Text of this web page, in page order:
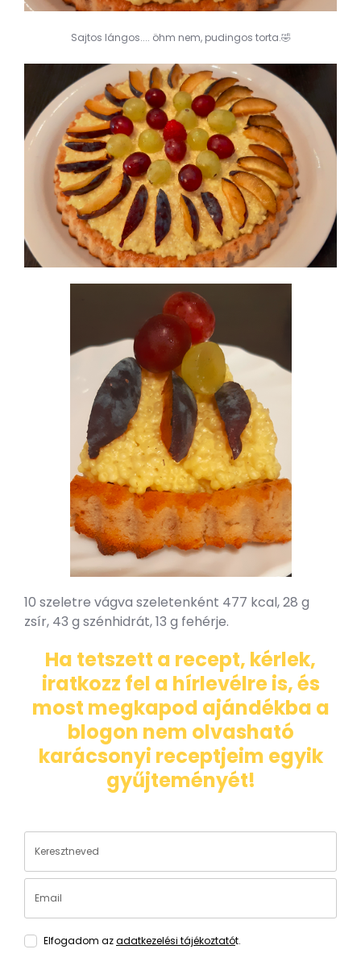
Sajtos lángos.... öhm nem, pudingos torta.🤣
10 szeletre vágva szeletenként 477 kcal, 28 g
zsír, 43 g szénhidrát, 13 g fehérje.
Ha tetszett a recept, kérlek,
iratkozz fel a hírlevélre is, és
most megkapod ajándékba a
blogon nem olvasható
karácsonyi receptjeim egyik
gyűjteményét!
Elfogadom azadatkezelési tájékoztatót.